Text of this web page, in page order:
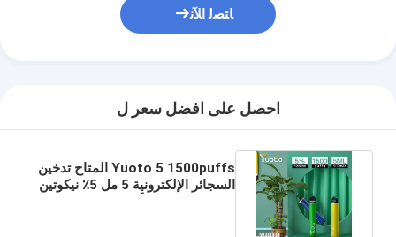
ﺎﺘﺼﻟ ﺍﻶﻧ
احصل على افضل سعر ل
Yuoto 5 1500puffs المتاح تدخين
السجائر الإلكترونية 5 مل 5٪ نيكوتين